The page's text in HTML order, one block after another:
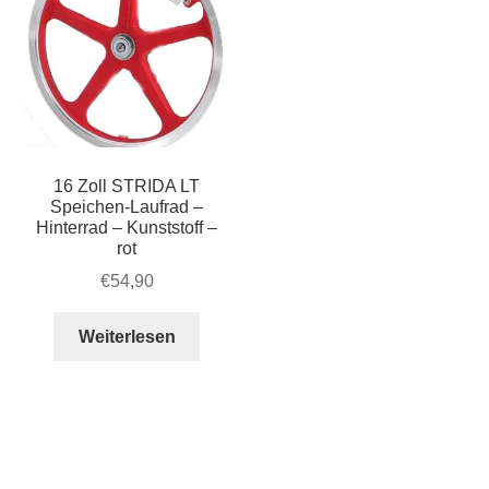
16 Zoll STRIDA LT
Speichen-Laufrad –
Hinterrad – Kunststoff –
rot
€54,90
Weiterlesen